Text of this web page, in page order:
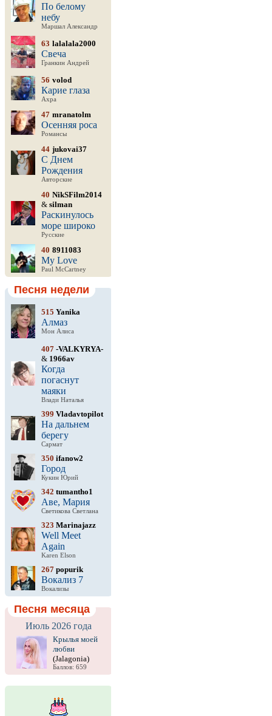
По белому
небу
Маршал Александр
63 lalalala2000
Свеча
Гранкин Андрей
56 volod
Карие глаза
Ахра
47 mranatolm
Осенняя роса
Романсы
44 jukovai37
С Днем
Рождения
Авторские
40 NikSFilm2014
& silman
Раскинулось
море широко
Русские
40 8911083
My Love
Paul McCartney
Песня недели
515 Yanika
Алмаз
Мон Алиса
407 -VALKYRYA-
& 1966av
Когда
погаснут
маяки
Влади Наталья
399 Vladavtopilot
На дальнем
берегу
Сармат
350 ifanow2
Город
Кукин Юрий
342 tumantho1
Аве, Мария
Светикова Светлана
323 Marinajazz
Well Meet
Again
Karen Elson
267 popurik
Вокализ 7
Вокализы
Песня месяца
Июль 2026 года
Крылья моей
любви
(Jalagonia)
Баллов: 659